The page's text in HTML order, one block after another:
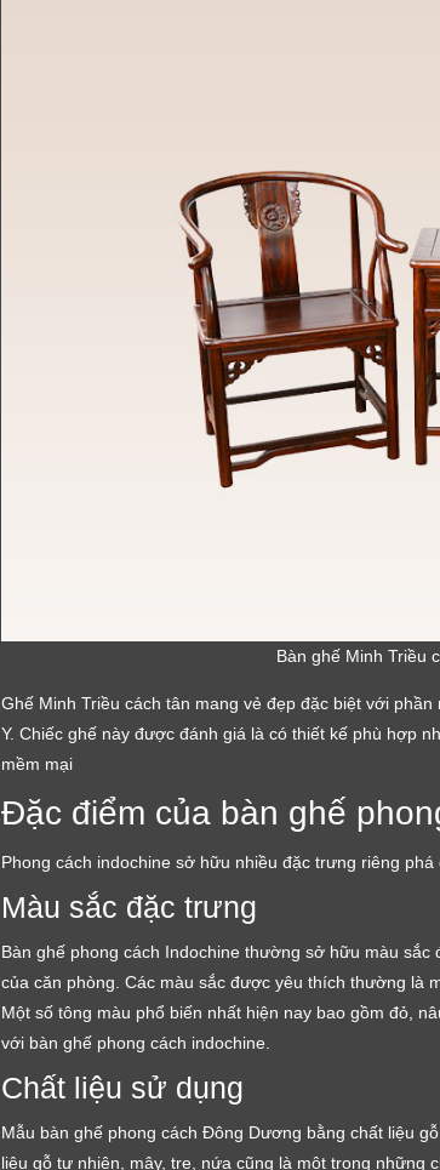
Bàn ghế Minh Triều
Ghế Minh Triều cách tân mang vẻ đẹp đặc biệt với
Y. Chiếc ghế này được đánh giá là có thiết kế phù hợp
mềm mại
Đặc điểm của bàn ghế
Phong cách indochine sở hữu nhiều đặc trưng riêng
Màu sắc đặc trưng
Bàn ghế phong cách Indochine thường sở hữu màu
của căn phòng. Các màu sắc được yêu thích thường là
Một số tông màu phổ biến nhất hiện nay bao gồm đỏ,
với bàn ghế phong cách indochine.
Chất liệu sử dụng
Mẫu bàn ghế phong cách Đông Dương bằng chất liệu
liệu gỗ tự nhiên, mây, tre, nứa cũng là một trong những